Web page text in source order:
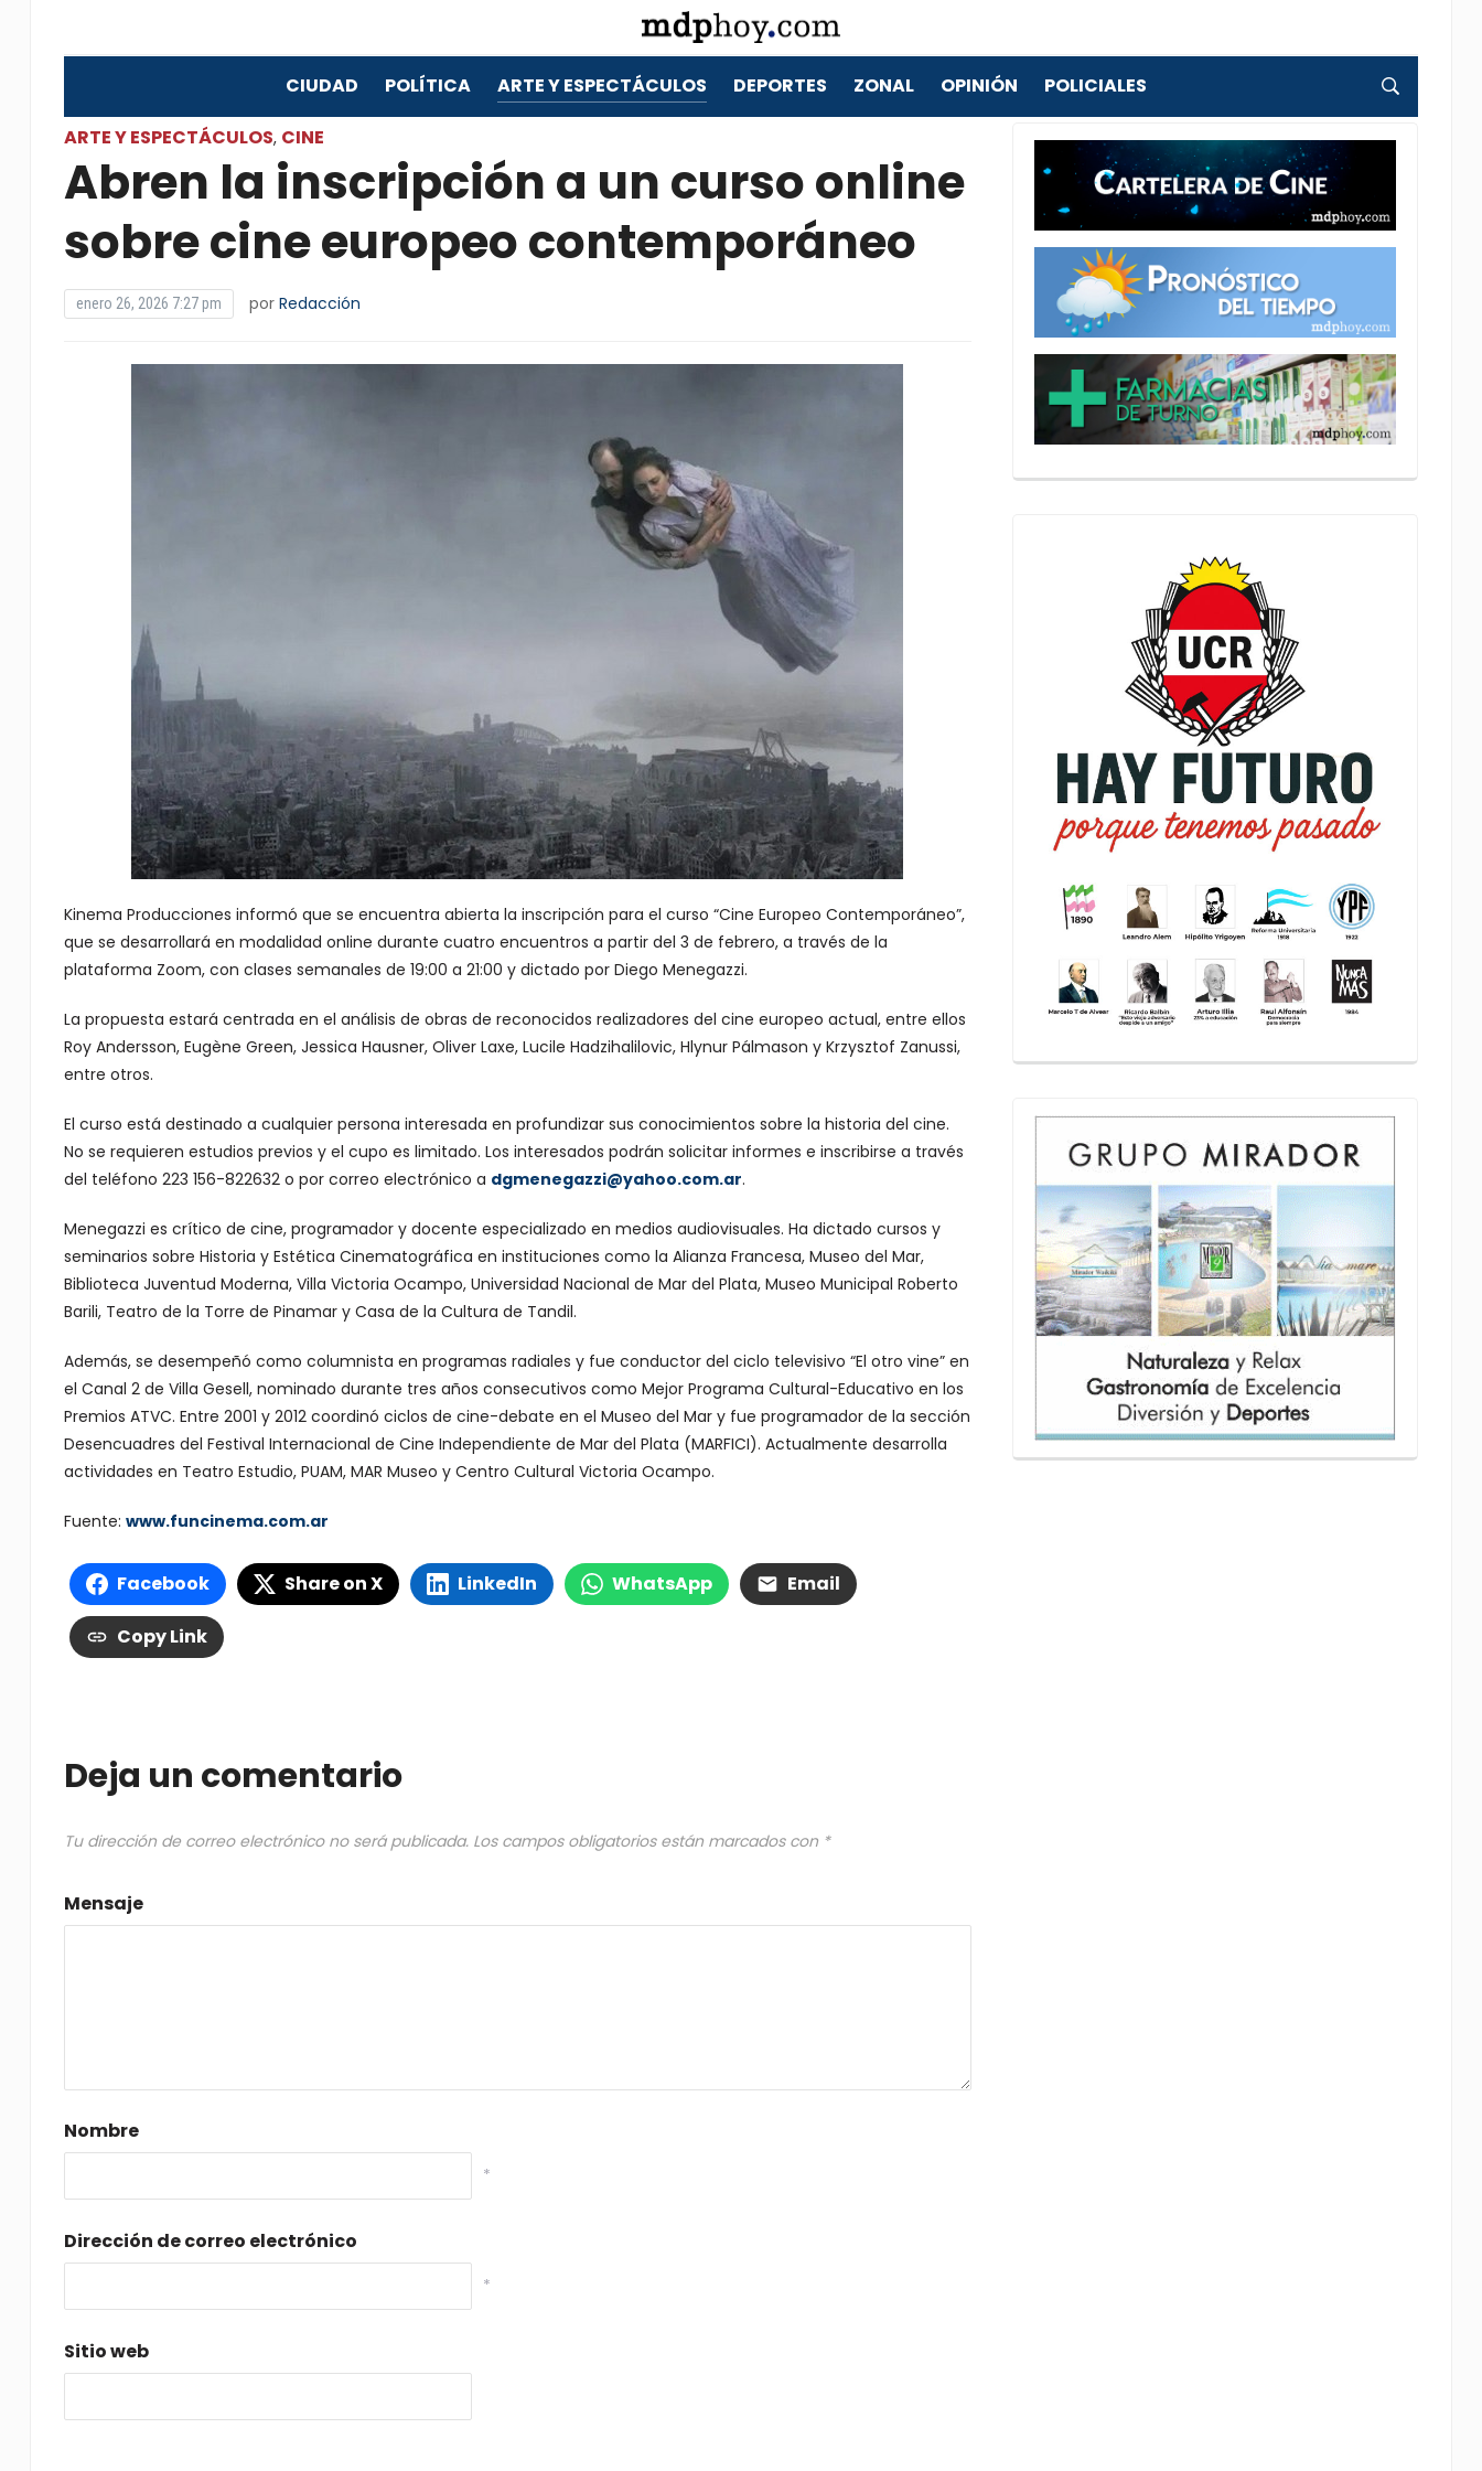
CIUDAD POLÍTICA ARTE Y ESPECTÁCULOS DEPORTES ZONAL OPINIÓN POLICIALES
ARTE Y ESPECTÁCULOS, CINE
Abren la inscripción a un curso online
sobre cine europeo contemporáneo
enero 26, 2026 7:27 pm por Redacción
Kinema Producciones informó que se encuentra abierta la inscripción para el curso “Cine Europeo Contemporáneo”,
que se desarrollará en modalidad online durante cuatro encuentros a partir del 3 de febrero, a través de la
plataforma Zoom, con clases semanales de 19:00 a 21:00 y dictado por Diego Menegazzi.
La propuesta estará centrada en el análisis de obras de reconocidos realizadores del cine europeo actual, entre ellos
Roy Andersson, Eugène Green, Jessica Hausner, Oliver Laxe, Lucile Hadzihalilovic, Hlynur Pálmason y Krzysztof Zanussi,
entre otros.
El curso está destinado a cualquier persona interesada en profundizar sus conocimientos sobre la historia del cine.
No se requieren estudios previos y el cupo es limitado. Los interesados podrán solicitar informes e inscribirse a través
del teléfono 223 156-822632 o por correo electrónico a dgmenegazzi@yahoo.com.ar.
Menegazzi es crítico de cine, programador y docente especializado en medios audiovisuales. Ha dictado cursos y
seminarios sobre Historia y Estética Cinematográfica en instituciones como la Alianza Francesa, Museo del Mar,
Biblioteca Juventud Moderna, Villa Victoria Ocampo, Universidad Nacional de Mar del Plata, Museo Municipal Roberto
Barili, Teatro de la Torre de Pinamar y Casa de la Cultura de Tandil.
Además, se desempeñó como columnista en programas radiales y fue conductor del ciclo televisivo “El otro vine” en
el Canal 2 de Villa Gesell, nominado durante tres años consecutivos como Mejor Programa Cultural-Educativo en los
Premios ATVC. Entre 2001 y 2012 coordinó ciclos de cine-debate en el Museo del Mar y fue programador de la sección
Desencuadres del Festival Internacional de Cine Independiente de Mar del Plata (MARFICI). Actualmente desarrolla
actividades en Teatro Estudio, PUAM, MAR Museo y Centro Cultural Victoria Ocampo.
Fuente: www.funcinema.com.ar
Facebook Share on X LinkedIn WhatsApp Email
Copy Link
Deja un comentario
Tu dirección de correo electrónico no será publicada. Los campos obligatorios están marcados con *
Mensaje
Nombre
*
Dirección de correo electrónico
*
Sitio web